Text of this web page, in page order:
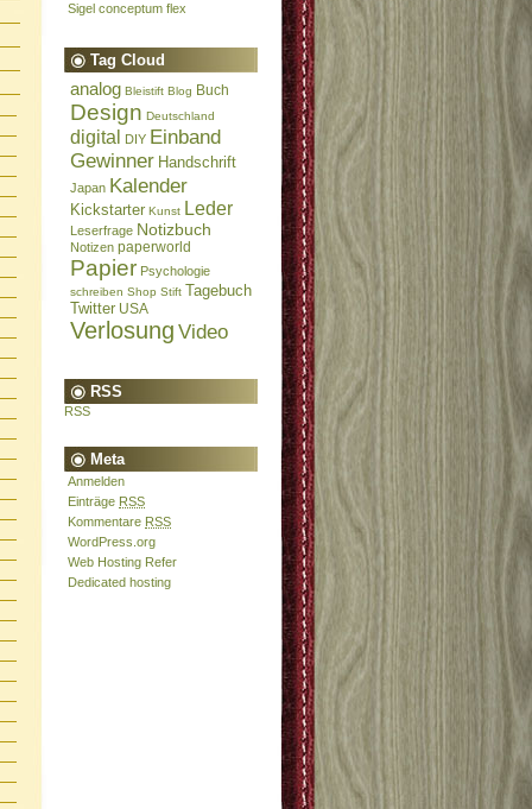
Sigel conceptum flex
Tag Cloud
analog Bleistift Blog Buch
Design Deutschland
digital DIY Einband
Gewinner Handschrift
Japan Kalender
Kickstarter Kunst Leder
Leserfrage Notizbuch
Notizen paperworld
Papier Psychologie
schreiben Shop Stift Tagebuch
Twitter USA
Verlosung Video
RSS
RSS
Meta
Anmelden
Einträge RSS
Kommentare RSS
WordPress.org
Web Hosting Refer
Dedicated hosting